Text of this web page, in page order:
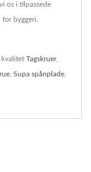
os i tilpassede
byggeri,
kvalitet Tagskruer,
Supa spånplade